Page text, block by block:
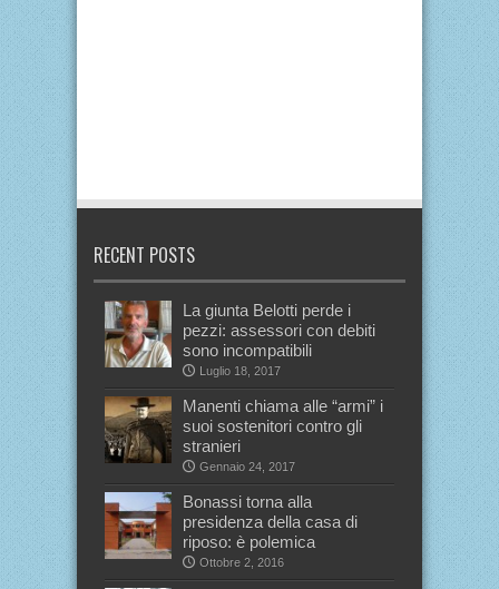
RECENT POSTS
La giunta Belotti perde i
pezzi: assessori con debiti
sono incompatibili
Luglio 18, 2017
Manenti chiama alle “armi” i
suoi sostenitori contro gli
stranieri
Gennaio 24, 2017
Bonassi torna alla
presidenza della casa di
riposo: è polemica
Ottobre 2, 2016